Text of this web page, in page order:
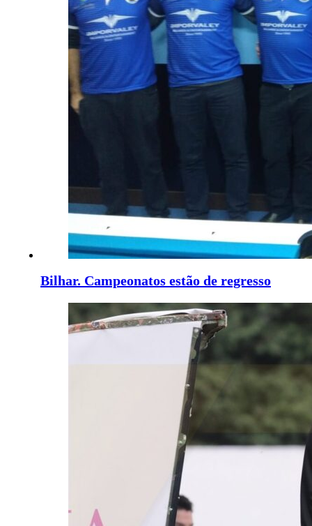
Bilhar. Campeonatos estão de regresso